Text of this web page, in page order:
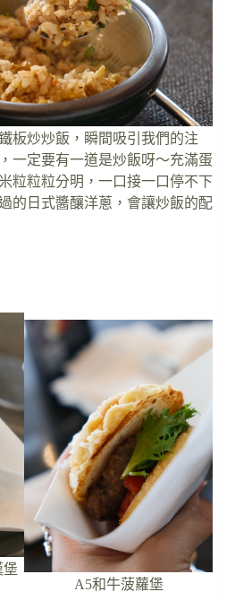
板炒炒飯，瞬間吸引我們的注
一定要有一道是炒飯呀～充滿蛋
粒粒粒分明，一口接一口停不下
的日式醬釀洋蔥，會讓炒飯的配
堡
A5和牛菠蘿堡